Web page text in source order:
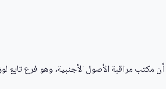
مراقبة الأصول الأجنبية، وهو فرع تابع